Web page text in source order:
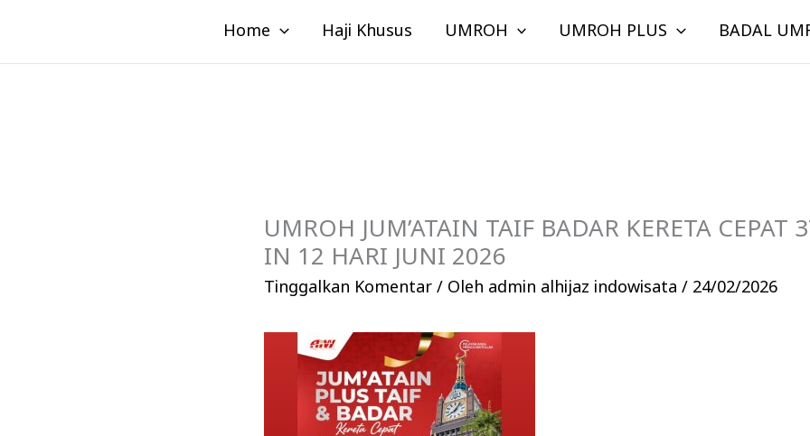
konten
Home Haji Khusus UMROH UMROH PLUS BADAL
UMROH JUM’ATAIN TAIF BADAR KERETA CEPAT
IN 12 HARI JUNI 2026
Tinggalkan Komentar / Oleh admin alhijaz indowisata/ 24/02/2026